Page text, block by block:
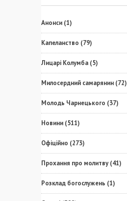
Анонси (1)
Капеланство (79)
Лицарі Колумба (5)
Милосердний самарянин (72)
Молодь Чарнецького (37)
Новини (511)
Офіційно (273)
Прохання про молитву(41)
Розклад богослужень (1)